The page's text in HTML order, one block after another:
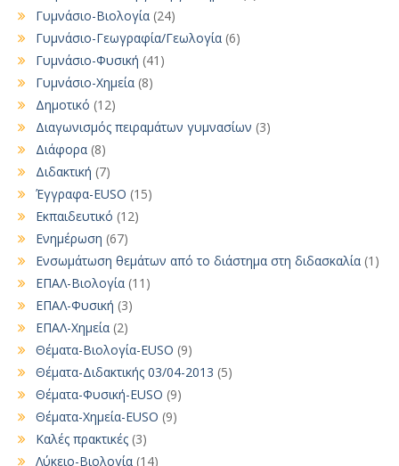
Γυμνάσιο-Βιολογία (24)
Γυμνάσιο-Γεωγραφία/Γεωλογία (6)
Γυμνάσιο-Φυσική (41)
Γυμνάσιο-Χημεία (8)
Δημοτικό (12)
Διαγωνισμός πειραμάτων γυμνασίων (3)
Διάφορα (8)
Διδακτική (7)
Έγγραφα-EUSO (15)
Εκπαιδευτικό (12)
Ενημέρωση (67)
Ενσωμάτωση θεμάτων από το διάστημα στη διδασκαλία (1)
ΕΠΑΛ-Βιολογία (11)
ΕΠΑΛ-Φυσική (3)
ΕΠΑΛ-Χημεία (2)
Θέματα-Βιολογία-EUSO (9)
Θέματα-Διδακτικής 03/04-2013 (5)
Θέματα-Φυσική-EUSO (9)
Θέματα-Χημεία-EUSO (9)
Καλές πρακτικές (3)
Λύκειο-Βιολογία (14)